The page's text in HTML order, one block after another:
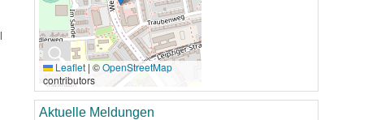
🔍Leaflet | ©OpenStreetMap
contributors
Aktuelle Meldungen